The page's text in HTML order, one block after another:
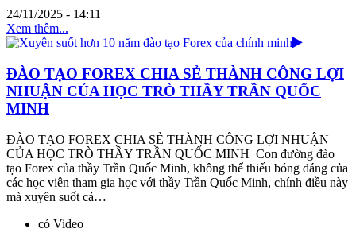
24/11/2025 - 14:11
Xem thêm...
ĐÀO TẠO FOREX CHIA SẺ THÀNH CÔNG LỢI
NHUẬN CỦA HỌC TRÒ THẦY TRẦN QUỐC
MINH
ĐÀO TẠO FOREX CHIA SẺ THÀNH CÔNG LỢI NHUẬN
CỦA HỌC TRÒ THẦY TRẦN QUỐC MINH Con đường đào
tạo Forex của thầy Trần Quốc Minh, không thể thiếu bóng dáng của
các học viên tham gia học với thầy Trần Quốc Minh, chính điều này
mà xuyên suốt cả…
có Video